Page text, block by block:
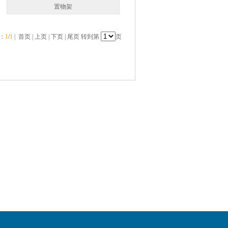
置物架
1/1| 首页 | 上页 | 下页 | 尾页 转到第 页